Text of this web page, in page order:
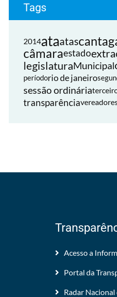
Tags
2014ataatas
câmaraestado
legislaturaMunicipal
períodorio de janeiro
sessão ordinária
transparência
Acesso a
Portal da
Radar